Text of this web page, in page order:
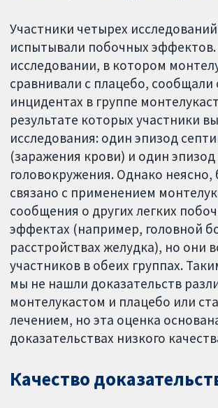
Участники четырех
испытывали побочных
исследовании, в котором
сравнивали с плацебо, сообщали
инцидентах в группе
результате которых участники
исследования: один эпизод
(заражения крови) и один эпизод
головокружения. Однако неясно,
связано с применением
сообщения о других легких
эффектах (например, головной
расстройствах желудка), но они
участников в обеих группах.
мы не нашли доказательств
монтелукастом и плацебо или
лечением, но эта оценка
доказательствах низкого
Качество